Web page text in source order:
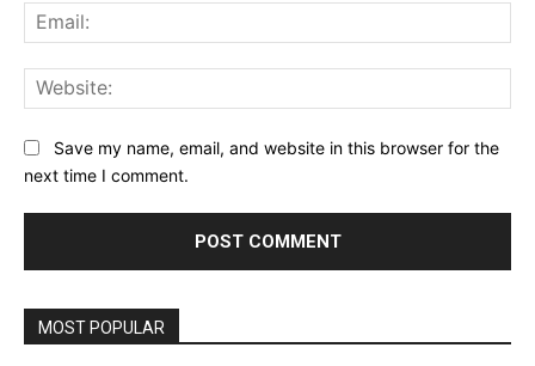
Save my name, email, and website in this browser for the
next time I comment.
MOST POPULAR